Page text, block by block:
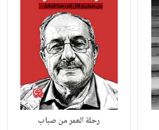
رحلة العمر من صباب